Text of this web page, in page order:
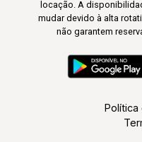
locação. A
mudar devido à alta
não garantem
Política